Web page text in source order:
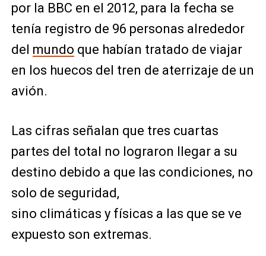
por la BBC en el 2012, para la fecha se
tenía registro de 96 personas alrededor
del mundo que habían tratado de viajar
en los huecos del tren de aterrizaje de un
avión.
Las cifras señalan que tres cuartas
partes del total no lograron llegar a su
destino debido a que las condiciones, no
solo de seguridad,
sino climáticas y físicas a las que se ve
expuesto son extremas.